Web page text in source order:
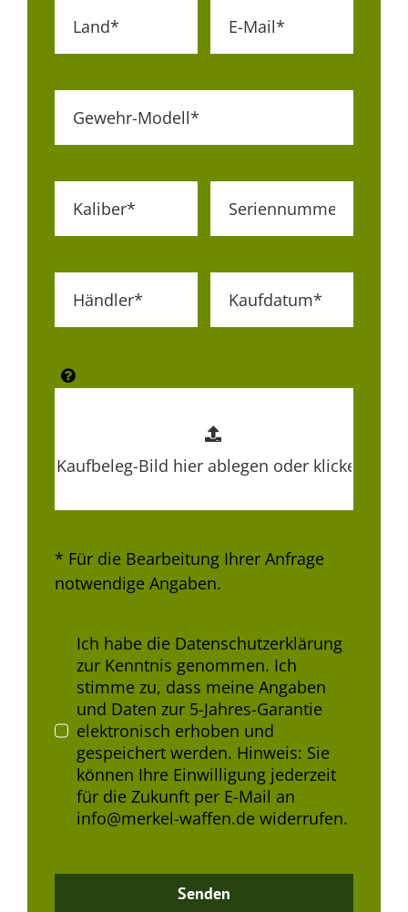
* Für die Bearbeitung Ihrer Anfrage
notwendige Angaben.
Ich habe die Datenschutzerklärung
zur Kenntnis genommen. Ich
stimme zu, dass meine Angaben
und Daten zur 5-Jahres-Garantie
elektronisch erhoben und
gespeichert werden. Hinweis: Sie
können Ihre Einwilligung jederzeit
für die Zukunft per E-Mail an
info@merkel-waffen.de widerrufen.
Senden